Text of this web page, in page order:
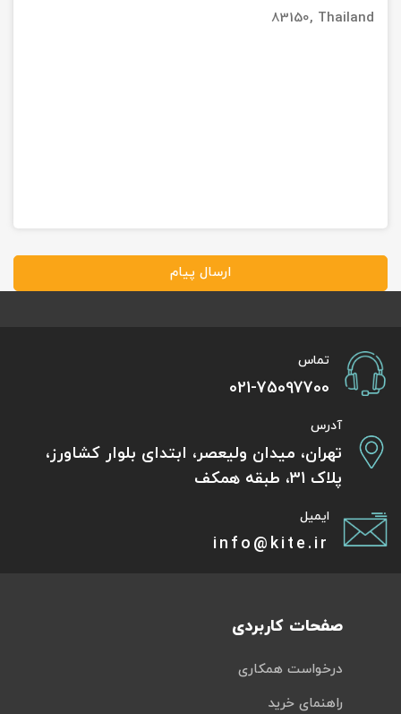
83150, Thailand
ارسال پیام
تماس
021-75097700
آدرس
تهران، میدان ولیعصر، ابتدای بلوار کشاورز،
پلاک 31، طبقه همکف
ایمیل
info@kite.ir
صفحات کاربردی
درخواست همکاری
راهنمای خرید